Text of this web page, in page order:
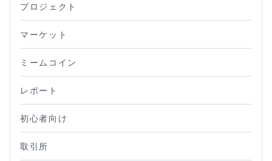
プロジェクト
マーケット
ミームコイン
レポート
初心者向け
取引所